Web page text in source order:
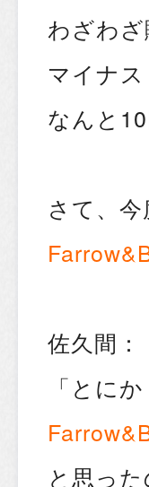
わざわざ
マイナ
なんと
さて、
佐久間：
「とに
と思っ